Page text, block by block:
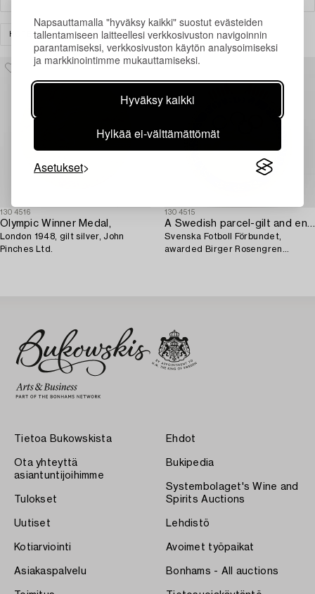
Napsauttamalla "hyväksy kaikki" suostut evästeiden
tallentamiseen laitteellesi verkkosivuston navigoinnin
parantamiseksi, verkkosivuston käytön analysoimiseksi
ja markkinointimme mukauttamiseksi.
Hyväksy kaikki
Hylkää ei-välttämättömät
Asetukset
HOPEA MUUT TYHJENNÄ KAIKKI
1304516
Olympic Winner Medal,
London 1948, gilt silver, John
Pinches Ltd.
1304515
A Swedish parcel-gilt and enamel pin,
Svenska Fotboll Förbundet,
awarded Birger Rosengren
Tietoa Bukowskista
Ota yhteyttä
asiantuntijoihimme
Tulokset
Uutiset
Kotiarviointi
Asiakaspalvelu
Ehdot
Bukipedia
Systembolaget's Wine and
Spirits Auctions
Lehdistö
Avoimet työpaikat
Bonhams - All auctions